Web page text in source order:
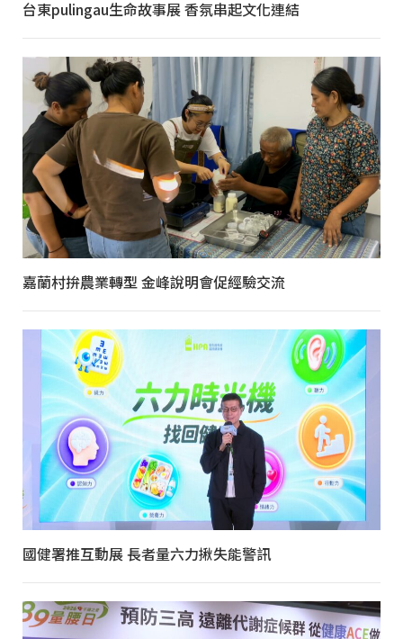
台東pulingau生命故事展 香氛串起文化連結
嘉蘭村拚農業轉型 金峰說明會促經驗交流
國健署推互動展 長者量六力揪失能警訊